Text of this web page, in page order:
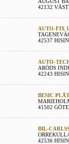
42132
AUTO-FIX
42537
AUTO-
ARÖDS
42243
BESIC
41502
BIL-
42536